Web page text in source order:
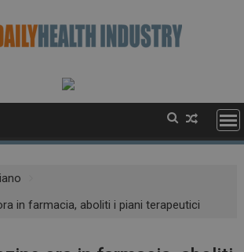
in farmacia, aboliti i piani terapeutici